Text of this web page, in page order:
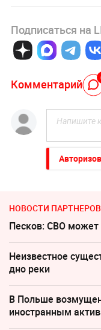
Подписаться на
Комментарий
НОВОСТИ ПАРТНЕРОВ
Песков: СВО
Неизвестное
дно реки
В Польше
иностранным